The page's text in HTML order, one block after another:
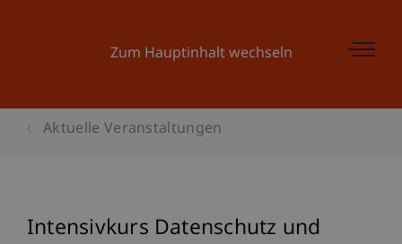
Zum Hauptinhalt wechseln
Aktuelle Veranstaltungen
Intensivkurs Datenschutz und